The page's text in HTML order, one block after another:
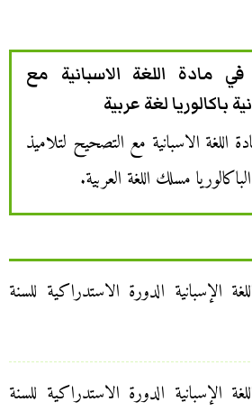
مادة اللغة الاسبانية مع
باكالوريا لغة عربية
اللغة الاسبانية مع التصحيح لتلاميذ
مسلك اللغة العربية.
الإسبانية الدورة الاستدراكية للسنة
الإسبانية الدورة الاستدراكية للسنة